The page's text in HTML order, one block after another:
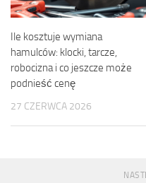
Ile kosztuje wymiana
hamulców: klocki, tarcze,
robocizna i co jeszcze może
podnieść cenę
27 CZERWCA 2026